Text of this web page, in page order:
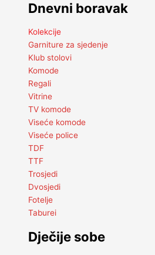
Dnevni boravak
Kolekcije
Garniture za sjedenje
Klub stolovi
Komode
Regali
Vitrine
TV komode
Viseće komode
Viseće police
TDF
TTF
Trosjedi
Dvosjedi
Fotelje
Taburei
Dječije sobe